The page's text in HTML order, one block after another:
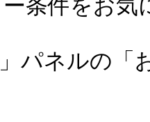
条件をお
パネルの「